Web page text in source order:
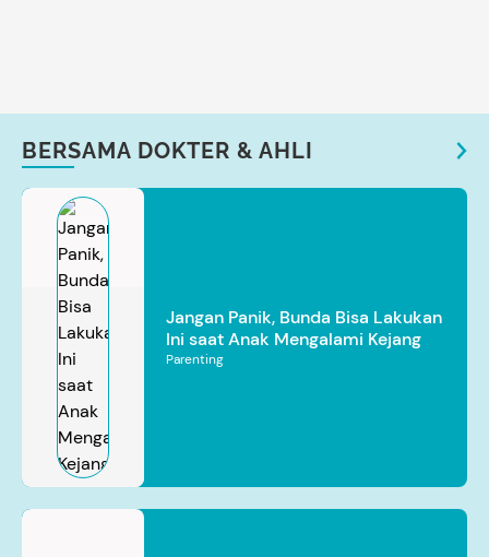
BERSAMA DOKTER & AHLI
Jangan Panik, Bunda Bisa Lakukan
Ini saat Anak Mengalami Kejang
Parenting